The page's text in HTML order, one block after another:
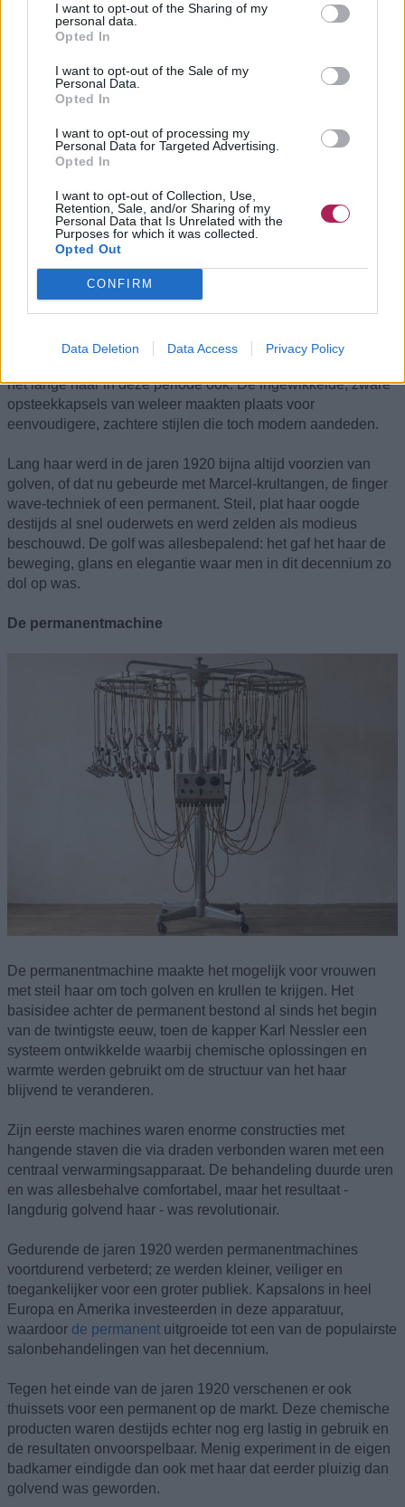
I want to opt-out of the Sharing of my
personal data.
Opted In
I want to opt-out of the Sale of my
Personal Data.
Opted In
I want to opt-out of processing my
Personal Data for Targeted Advertising.
Opted In
I want to opt-out of Collection, Use,
Retention, Sale, and/or Sharing of my
Personal Data that Is Unrelated with the
Purposes for which it was collected.
Opted Out
CONFIRM
Data Deletion Data Access Privacy Policy
Niet elke vrouw in de jaren 1920 liet haar haar kort knippen.
persoonlijke voorkeur, door druk van de familie, of simpelweg
het lange haar in deze periode ook. De ingewikkelde, zware
opsteekkapsels van weleer maakten plaats voor
eenvoudigere, zachtere stijlen die toch modern aandeden.
Lang haar werd in de jaren 1920 bijna altijd voorzien van
golven, of dat nu gebeurde met Marcel-krultangen, de finger
wave-techniek of een permanent. Steil, plat haar oogde
destijds al snel ouderwets en werd zelden als modieus
beschouwd. De golf was allesbepalend: het gaf het haar de
beweging, glans en elegantie waar men in dit decennium zo
dol op was.
De permanentmachine
De permanentmachine maakte het mogelijk voor vrouwen
met steil haar om toch golven en krullen te krijgen. Het
basisidee achter de permanent bestond al sinds het begin
van de twintigste eeuw, toen de kapper Karl Nessler een
systeem ontwikkelde waarbij chemische oplossingen en
warmte werden gebruikt om de structuur van het haar
blijvend te veranderen.
Zijn eerste machines waren enorme constructies met
hangende staven die via draden verbonden waren met een
centraal verwarmingsapparaat. De behandeling duurde uren
en was allesbehalve comfortabel, maar het resultaat -
langdurig golvend haar - was revolutionair.
Gedurende de jaren 1920 werden permanentmachines
voortdurend verbeterd; ze werden kleiner, veiliger en
toegankelijker voor een groter publiek. Kapsalons in heel
Europa en Amerika investeerden in deze apparatuur,
waardoor de permanent uitgroeide tot een van de populairste
salonbehandelingen van het decennium.
Tegen het einde van de jaren 1920 verschenen er ook
thuissets voor een permanent op de markt. Deze chemische
producten waren destijds echter nog erg lastig in gebruik en
de resultaten onvoorspelbaar. Menig experiment in de eigen
badkamer eindigde dan ook met haar dat eerder pluizig dan
golvend was geworden.